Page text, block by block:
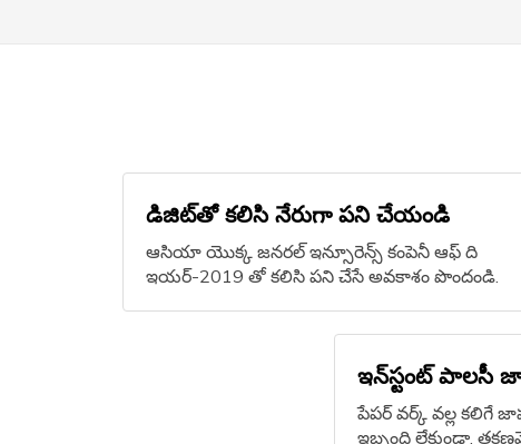
డిజిట్‌తో కలిసి నేరుగా పని చేయండి
ఆసియా యొక్క జనరల్ ఇన్సూరెన్స్ కంపెనీ ఆఫ్ ది
ఇయర్-2019 తో కలిసి పని చేసే అవకాశం పొందండి.
ఇన్‌స్టంట్‌ పాలసీ
పేపర్‌ వర్క్‌ వల్ల కలిగే
ఇబ్బంది లేకుండా,